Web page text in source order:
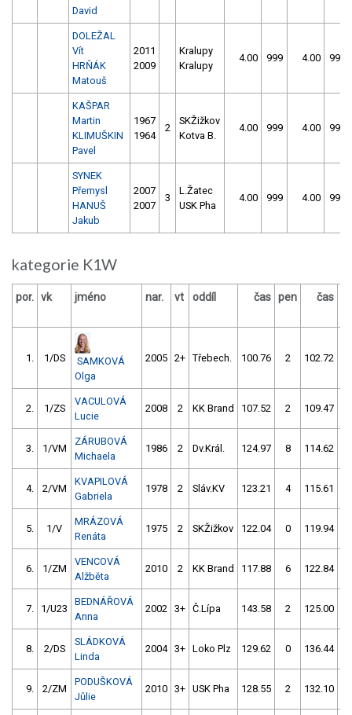
David
DOLEŽAL
Vít
HRŇÁK
Matouš
2011
2009
Kralupy
Kralupy
4.00 999 4.00 999
KAŠPAR
Martin
KLIMUŠKIN
Pavel
1967
1964
2
SKŽižkov
Kotva B.
4.00 999 4.00 999
SYNEK
Přemysl
HANUŠ
Jakub
2007
2007
3
L.Žatec
USK Pha
4.00 999 4.00 999
kategorie K1W
por. vk jméno nar. vt oddíl čas pen čas
1. 1/DS
SAMKOVÁ
Olga
2005 2+ Třebech. 100.76 2 102.72
2. 1/ZS
VACULOVÁ
Lucie
2008 2 KK Brand 107.52 2 109.47
3. 1/VM
ZÁRUBOVÁ
Michaela
1986 2 Dv.Král. 124.97 8 114.62
4. 2/VM
KVAPILOVÁ
Gabriela
1978 2 Sláv.KV 123.21 4 115.61
5. 1/V
MRÁZOVÁ
Renáta
1975 2 SKŽižkov 122.04 0 119.94
6. 1/ZM
VENCOVÁ
Alžběta
2010 2 KK Brand 117.88 6 122.84
7. 1/U23
BEDNÁŘOVÁ
Anna
2002 3+ Č.Lípa 143.58 2 125.00
8. 2/DS
SLÁDKOVÁ
Linda
2004 3+ Loko Plz 129.62 0 136.44
9. 2/ZM
PODUŠKOVÁ
Jůlie
2010 3+ USK Pha 128.55 2 132.10